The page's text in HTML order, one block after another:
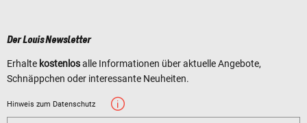
Der Louis Newsletter
Erhalte kostenlosalle Informationen über aktuelle Angebote,
Schnäppchen oder interessante Neuheiten.
Hinweis zum Datenschutz